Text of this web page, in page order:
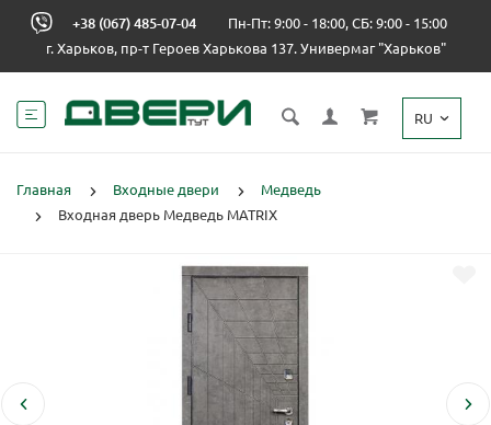
+38 (067) 485-07-04
Пн-Пт: 9:00 - 18:00, СБ: 9:00 - 15:00
г. Харьков, пр-т Героев Харькова 137. Универмаг "Харьков"
RU
Главная Входные двери
Медведь
Входная дверь Медведь MATRIX